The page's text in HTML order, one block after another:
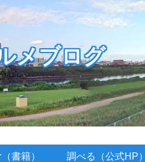
メブログ
書籍） 調べる（公式HP）